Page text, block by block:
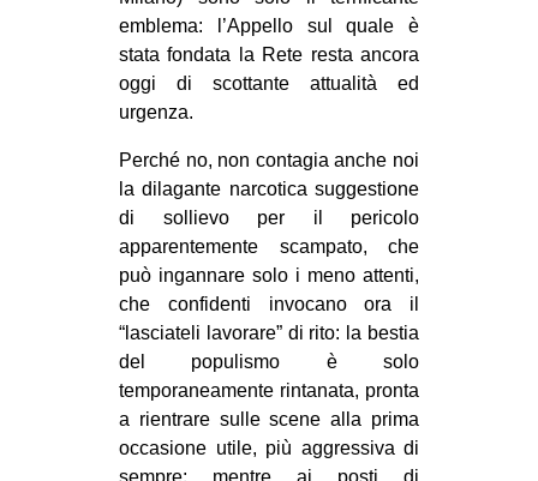
emblema: l’Appello sul quale è
stata fondata la Rete resta ancora
oggi di scottante attualità ed
urgenza.
Perché no, non contagia anche noi
la dilagante narcotica suggestione
di sollievo per il pericolo
apparentemente scampato, che
può ingannare solo i meno attenti,
che confidenti invocano ora il
“lasciateli lavorare” di rito: la bestia
del populismo è solo
temporaneamente rintanata, pronta
a rientrare sulle scene alla prima
occasione utile, più aggressiva di
sempre; mentre ai posti di